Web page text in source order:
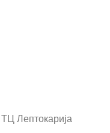
Лептокарија